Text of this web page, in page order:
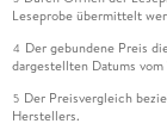
Leseprobe übermittelt
4 Der gebundene Preis
dargestellten Datums vom
5 Der Preisvergleich
Herstellers.